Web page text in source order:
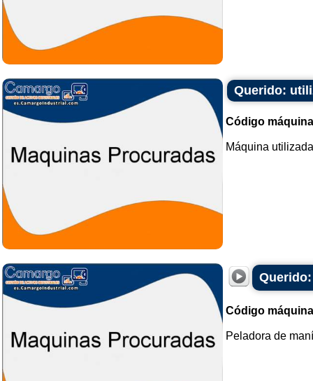
Querido:
Código
Máquina
Código
Peladora de